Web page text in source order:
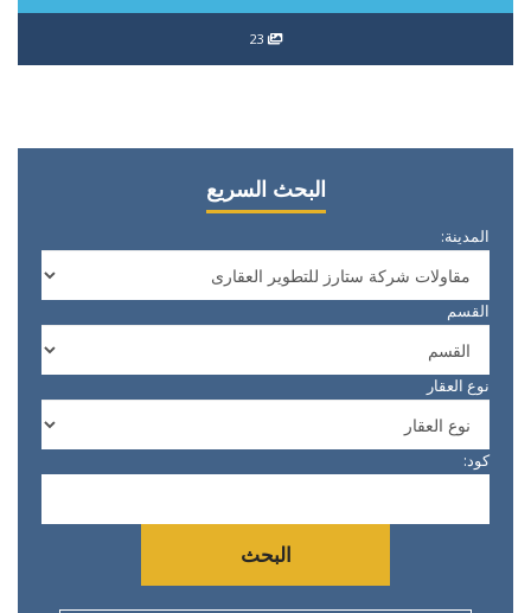
23
البحث السريع
المدينة:
القسم
نوع العقار
كود:
البحث